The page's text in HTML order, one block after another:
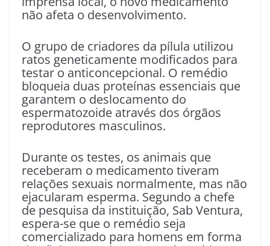
não afeta o desenvolvimento.
O grupo de criadores da pílula utilizou
ratos geneticamente modificados para
testar o anticoncepcional. O remédio
bloqueia duas proteínas essenciais que
garantem o deslocamento do
espermatozoide através dos órgãos
reprodutores masculinos.
Durante os testes, os animais que
receberam o medicamento tiveram
relações sexuais normalmente, mas não
ejacularam esperma. Segundo a chefe
de pesquisa da instituição, Sab Ventura,
espera-se que o remédio seja
comercializado para homens em forma